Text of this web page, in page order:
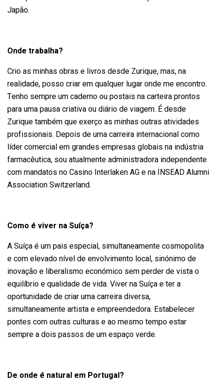
Japão.
Onde trabalha?
Crio as minhas obras e livros desde Zurique, mas, na
realidade, posso criar em qualquer lugar onde me encontro.
Tenho sempre um caderno ou postais na carteira prontos
para uma pausa criativa ou diário de viagem. É desde
Zurique também que exerço as minhas outras atividades
profissionais. Depois de uma carreira internacional como
líder comercial em grandes empresas globais na indústria
farmacêutica, sou atualmente administradora independente
com mandatos no Casino Interlaken AG e na INSEAD Alumni
Association Switzerland.
Como é viver na Suíça?
A Suíça é um pais especial, simultaneamente cosmopolita
e com elevado nível de envolvimento local, sinónimo de
inovação e liberalismo económico sem perder de vista o
equilíbrio e qualidade de vida. Viver na Suíça e ter a
oportunidade de criar uma carreira diversa,
simultaneamente artista e empreendedora. Estabelecer
pontes com outras culturas e ao mesmo tempo estar
sempre a dois passos de um espaço verde.
De onde é natural em Portugal?